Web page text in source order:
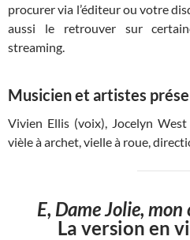
procurer via l’éditeur ou votre
aussi le retrouver sur
streaming.
Musicien et artistes
Vivien Ellis (voix), Jocelyn
vièle à archet, vielle à roue,
E, Dame Jolie,
La version en